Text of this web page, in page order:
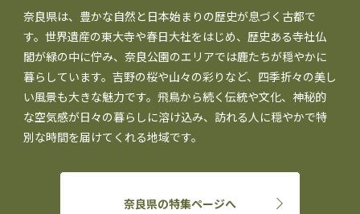
奈良県は、豊かな自然と日本始まりの歴史が息づく古都で
す。世界遺産の東大寺や春日大社をはじめ、歴史ある寺社仏
閣が緑の中に佇み、奈良公園のエリアでは鹿たちが穏やかに
暮らしています。吉野の桜や山々の彩りなど、四季折々の美し
い風景も大きな魅力です。飛鳥から続く伝統や文化、神秘的
な空気感が日々の暮らしに溶け込み、訪れる人に穏やかで特
別な時間を届けてくれる地域です。
奈良県の特集ページへ